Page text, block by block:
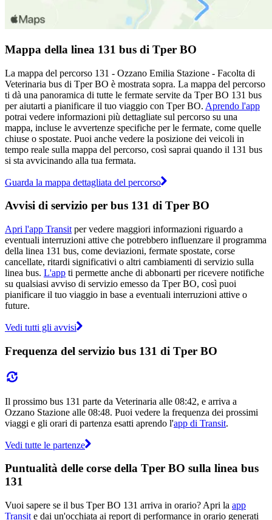
Mappa della linea 131 bus di Tper BO
La mappa del percorso 131 - Ozzano Emilia Stazione - Facolta di
Veterinaria bus di Tper BO è mostrata sopra. La mappa del percorso
ti dà una panoramica di tutte le fermate servite da Tper BO 131 bus
per aiutarti a pianificare il tuo viaggio con Tper BO. Aprendo l'app
potrai vedere informazioni più dettagliate sul percorso su una
mappa, incluse le avvertenze specifiche per le fermate, come quelle
chiuse o spostate. Puoi anche vedere la posizione dei veicoli in
tempo reale sulla mappa del percorso, così saprai quando il 131 bus
si sta avvicinando alla tua fermata.
Guarda la mappa dettagliata del percorso
Avvisi di servizio per bus 131 di Tper BO
Apri l'app Transit per vedere maggiori informazioni riguardo a
eventuali interruzioni attive che potrebbero influenzare il programma
della linea 131 bus, come deviazioni, fermate spostate, corse
cancellate, ritardi significativi o altri cambiamenti di servizio sulla
linea bus. L'app ti permette anche di abbonarti per ricevere notifiche
su qualsiasi avviso di servizio emesso da Tper BO, così puoi
pianificare il tuo viaggio in base a eventuali interruzioni attive o
future.
Vedi tutti gli avvisi
Frequenza del servizio bus 131 di Tper BO
Il prossimo bus 131 parte da Veterinaria alle 08:42, e arriva a
Ozzano Stazione alle 08:48. Puoi vedere la frequenza dei prossimi
viaggi e gli orari di partenza esatti aprendo l'app di Transit.
Vedi tutte le partenze
Puntualità delle corse della Tper BO sulla linea bus
131
Vuoi sapere se il bus Tper BO 131 arriva in orario? Apri la app
Transit e dai un'occhiata ai report di performance in orario generati